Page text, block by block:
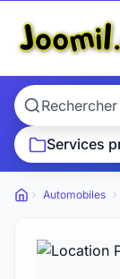
Services
Petites annonces
Automobiles